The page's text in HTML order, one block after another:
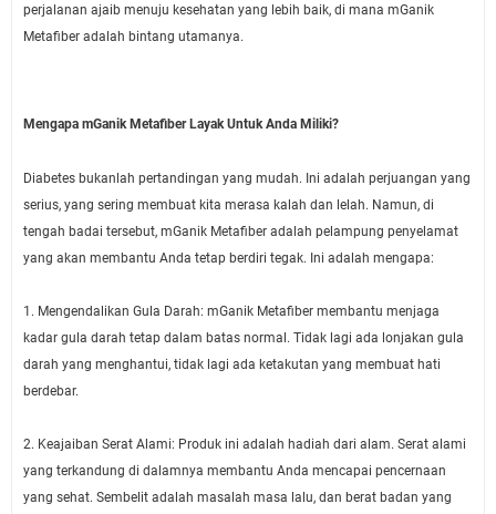
perjalanan ajaib menuju kesehatan yang lebih baik, di mana mGanik
Metafiber adalah bintang utamanya.
Mengapa mGanik Metafiber Layak Untuk Anda Miliki?
Diabetes bukanlah pertandingan yang mudah. Ini adalah perjuangan yang
serius, yang sering membuat kita merasa kalah dan lelah. Namun, di
tengah badai tersebut, mGanik Metafiber adalah pelampung penyelamat
yang akan membantu Anda tetap berdiri tegak. Ini adalah mengapa:
1. Mengendalikan Gula Darah: mGanik Metafiber membantu menjaga
kadar gula darah tetap dalam batas normal. Tidak lagi ada lonjakan gula
darah yang menghantui, tidak lagi ada ketakutan yang membuat hati
berdebar.
2. Keajaiban Serat Alami: Produk ini adalah hadiah dari alam. Serat alami
yang terkandung di dalamnya membantu Anda mencapai pencernaan
yang sehat. Sembelit adalah masalah masa lalu, dan berat badan yang